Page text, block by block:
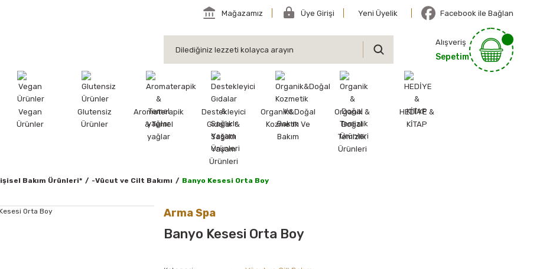
Mağazamız Üye Girişi Yeni Üyelik Facebook ile Bağlan
Alışveriş
Sepetim
Vegan
Ürünler
Glutensiz
Ürünler
Aromaterapik
& Temel
yağlar
Destekleyici
Gıdalar &
Sağlıklı
Yaşam
Ürünleri
Organik&Doğal
Kozmetik Ve
Bakım
Organik &
Doğal
Temizlik
Ürünleri
HEDİYE &
KİTAP
Bakım Ürünleri* -Vücut ve Cilt Bakımı Banyo Kesesi Orta Boy
Arma Spa
Banyo Kesesi Orta Boy